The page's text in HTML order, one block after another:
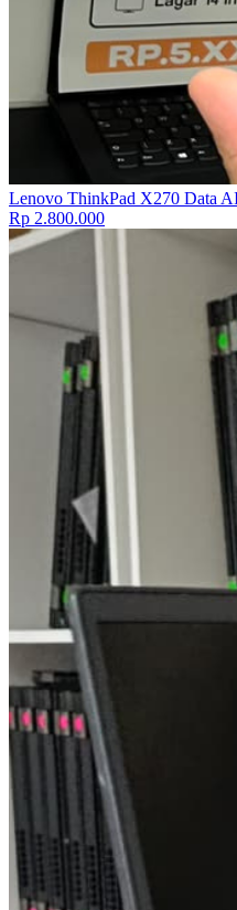
Lenovo ThinkPad X270 Data
Rp 2.800.000